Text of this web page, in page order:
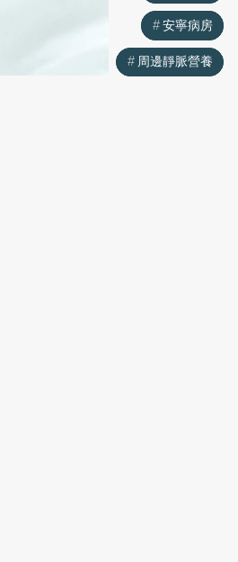
安寧病房
周邊靜脈營養
安寧病房
周邊靜脈營養